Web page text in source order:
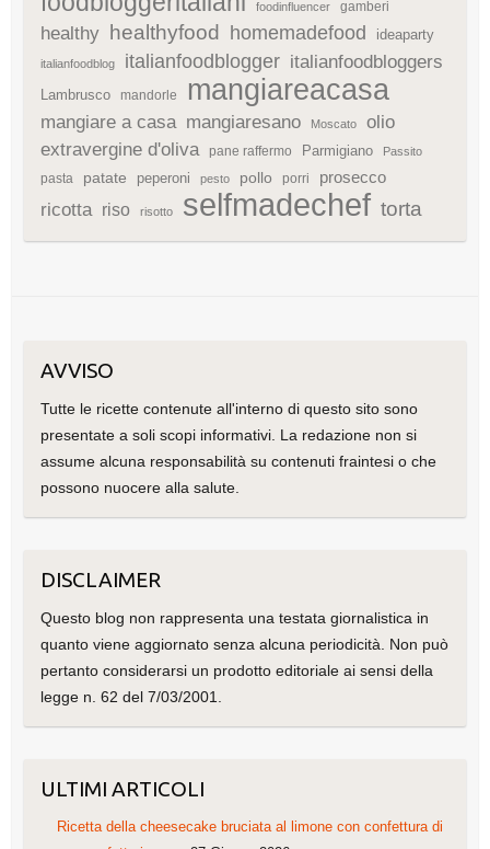
foodinfluencer gamberi
healthy healthyfood homemadefood ideaparty
italianfoodblog italianfoodblogger italianfoodbloggers
Lambrusco mandorle mangiareacasa
mangiare a casa mangiaresano Moscato
olio
extravergine d'oliva
pane raffermo Parmigiano Passito
pasta patate peperoni pesto pollo porri prosecco
ricotta riso risotto selfmadechef torta
AVVISO
Tutte le ricette contenute all'interno di questo sito sono
presentate a soli scopi informativi. La redazione non si
assume alcuna responsabilità su contenuti fraintesi o che
possono nuocere alla salute.
DISCLAIMER
Questo blog non rappresenta una testata giornalistica in
quanto viene aggiornato senza alcuna periodicità. Non può
pertanto considerarsi un prodotto editoriale ai sensi della
legge n. 62 del 7/03/2001.
ULTIMI ARTICOLI
Ricetta della cheesecake bruciata al limone con confettura di